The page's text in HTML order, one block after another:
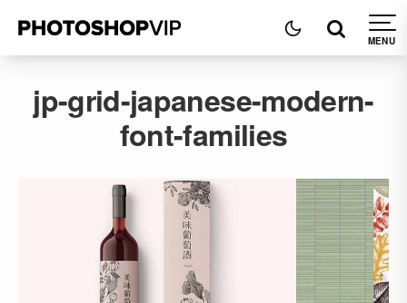
jp-grid-japanese-modern-
font-families